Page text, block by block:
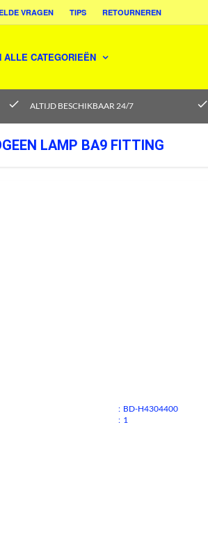
VRAGEN TIPS RETOURNEREN
ALLE CATEGORIEËN
check ALTIJD BESCHIKBAAR 24/7 check
LAMP BA9 FITTING
: BD-H4304400
: 1